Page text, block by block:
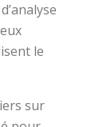
le
sur